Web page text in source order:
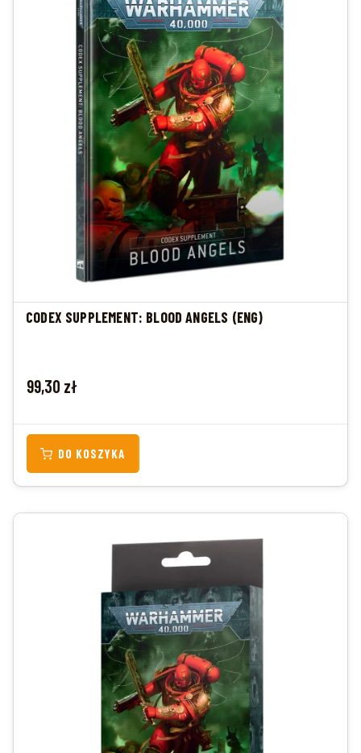
CODEX SUPPLEMENT: BLOOD ANGELS (ENG)
Cena
99,30 zł
DO KOSZYKA